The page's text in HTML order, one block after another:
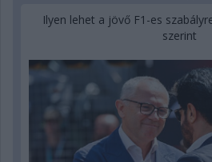
Ilyen lehet a jövő F1-es
szerint